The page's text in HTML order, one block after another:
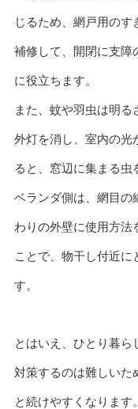
じるため、網戸用の
補修して、開閉に支障
に役立ちます。
また、蚊や羽虫は明
外灯を消し、室内の光
ると、窓辺に集まる虫
ベランダ側は、網目の
わりの外壁に使用方法
ことで、物干し付近に
す。
とはいえ、ひとり暮ら
対策するのは難しいた
と続けやすくなります。